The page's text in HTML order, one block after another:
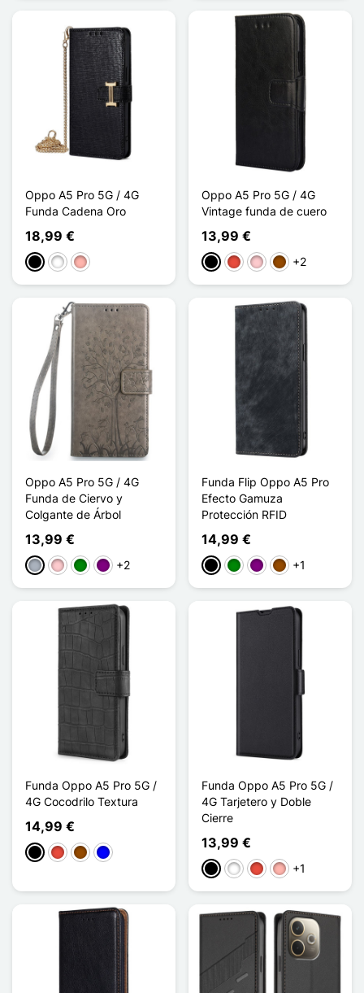
Oppo A5 Pro 5G / 4G
Funda Cadena Oro
18,99 €
NegroBlancoOro rosa
Oppo A5 Pro 5G / 4G
Vintage funda de cuero
13,99 €
NegroRojoRosaMarrón
+2
Oppo A5 Pro 5G / 4G
Funda de Ciervo y
Colgante de Árbol
13,99 €
Gris RosaVerdePúrpura
+2
Funda Flip Oppo A5 Pro
Efecto Gamuza
Protección RFID
14,99 €
NegroVerdePúrpuraMarrón
+1
Funda Oppo A5 Pro 5G /
4G Cocodrilo Textura
14,99 €
NegroRojoMarrón
Azul
Funda Oppo A5 Pro 5G /
4G Tarjetero y Doble
Cierre
13,99 €
NegroBlancoRojoOro rosa
+1